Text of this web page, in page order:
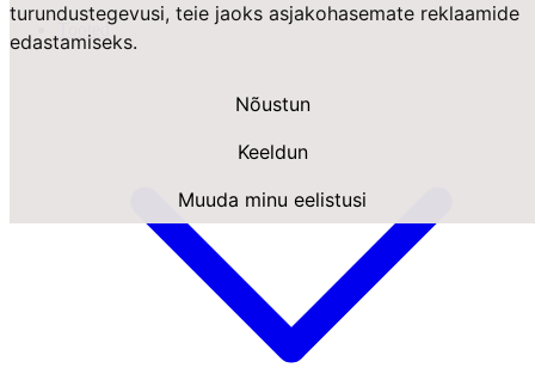
turundustegevusi, teie jaoks asjakohasemate reklaamide
edastamiseks.
Nõustun
Keeldun
Muuda minu eelistusi
Tooted